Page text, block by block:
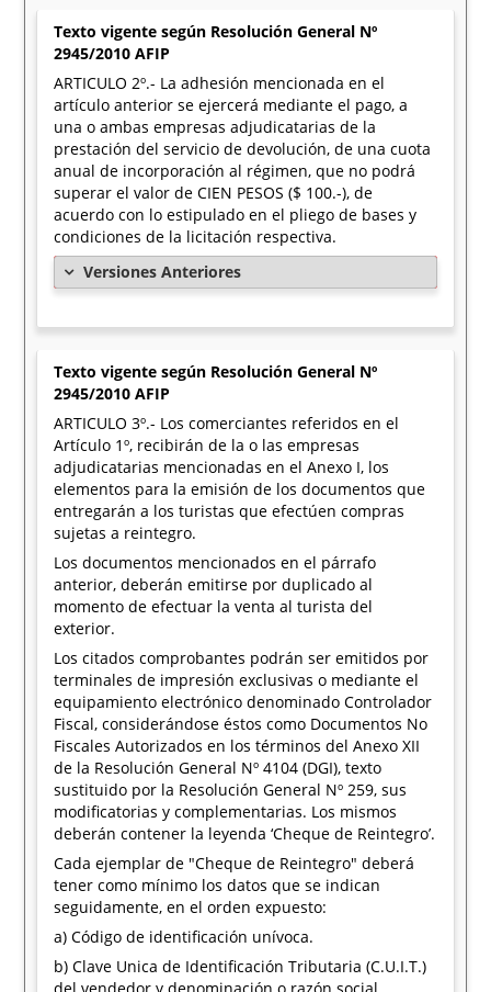
Texto vigente según Resolución General Nº
2945/2010 AFIP
ARTICULO 2º.- La adhesión mencionada en el
artículo anterior se ejercerá mediante el pago, a
una o ambas empresas adjudicatarias de la
prestación del servicio de devolución, de una cuota
anual de incorporación al régimen, que no podrá
superar el valor de CIEN PESOS ($ 100.-), de
acuerdo con lo estipulado en el pliego de bases y
condiciones de la licitación respectiva.
Versiones Anteriores
Texto vigente según Resolución General Nº
2945/2010 AFIP
ARTICULO 3º.- Los comerciantes referidos en el
Artículo 1º, recibirán de la o las empresas
adjudicatarias mencionadas en el Anexo I, los
elementos para la emisión de los documentos que
entregarán a los turistas que efectúen compras
sujetas a reintegro.
Los documentos mencionados en el párrafo
anterior, deberán emitirse por duplicado al
momento de efectuar la venta al turista del
exterior.
Los citados comprobantes podrán ser emitidos por
terminales de impresión exclusivas o mediante el
equipamiento electrónico denominado Controlador
Fiscal, considerándose éstos como Documentos No
Fiscales Autorizados en los términos del Anexo XII
de la Resolución General Nº 4104 (DGI), texto
sustituido por la Resolución General Nº 259, sus
modificatorias y complementarias. Los mismos
deberán contener la leyenda ‘Cheque de Reintegro’.
Cada ejemplar de "Cheque de Reintegro" deberá
tener como mínimo los datos que se indican
seguidamente, en el orden expuesto:
a) Código de identificación unívoca.
b) Clave Unica de Identificación Tributaria (C.U.I.T.)